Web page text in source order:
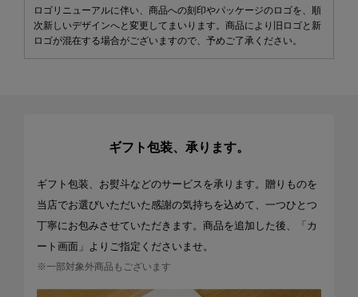
ロゴリニューアルに伴い、商品への刻印やパッケージのロゴを、順
次新しいデザインへと変更してまいります。商品により旧ロゴと新
ロゴが混在する場合がございますので、予めご了承ください。
ギフト包装、承ります。
ギフト包装、お熨斗などのサービスを承ります。贈りものを
当店でお選びいただいた感謝の気持ちを込めて、一つひとつ
丁寧にお包みさせていただきます。商品を追加した後、「カ
ート画面」よりご指定くださいませ。
※一部対象外商品もございます